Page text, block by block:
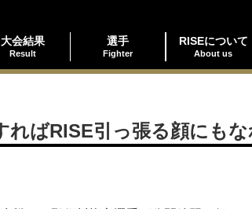
大会結果
Result
選手
Fighter
RISEについて
About us
ればRISE引っ張る顔にも